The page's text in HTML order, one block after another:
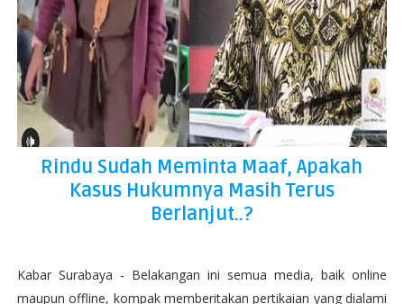
Rindu Sudah Meminta Maaf, Apakah
Kasus Hukumnya Masih Terus
Berlanjut..?
Kabar Surabaya - Belakangan ini semua media, baik online
maupun offline, kompak memberitakan pertikaian yang dialami